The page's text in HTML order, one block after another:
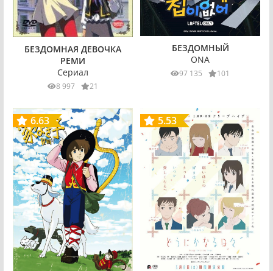
БЕЗДОМНАЯ ДЕВОЧКА
РЕМИ
Сериал
8 997 21
БЕЗДОМНЫЙ
ONA
97 135 101
6.63 5.53